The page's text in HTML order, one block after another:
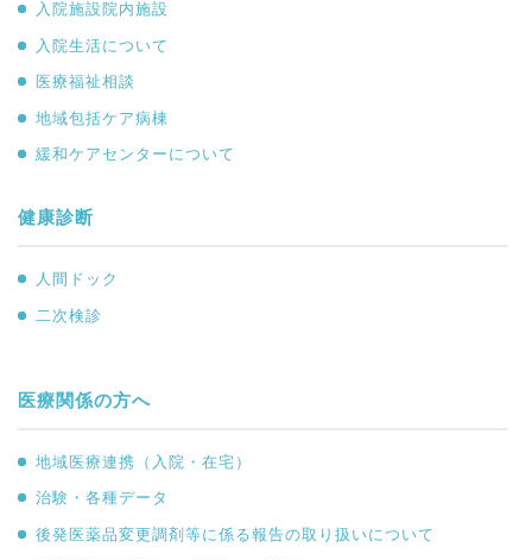
入院施設院内施設
入院生活について
医療福祉相談
地域包括ケア病棟
緩和ケアセンターについて
健康診断
人間ドック
二次検診
医療関係の方へ
地域医療連携（入院・在宅）
治験・各種データ
後発医薬品変更調剤等に係る報告の取り扱いについて